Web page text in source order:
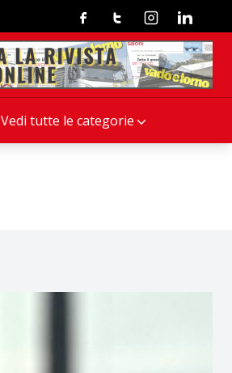
Vedi tutte le categorie
FacebookTwitterInstagramLinkedin